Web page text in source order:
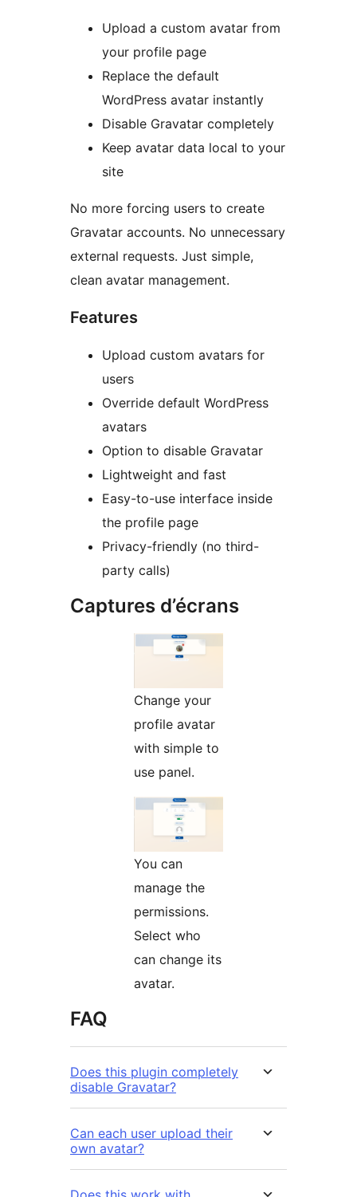
Upload a custom avatar from
your profile page
Replace the default
WordPress avatar instantly
Disable Gravatar completely
Keep avatar data local to your
site
No more forcing users to create
Gravatar accounts. No unnecessary
external requests. Just simple,
clean avatar management.
Features
Upload custom avatars for
users
Override default WordPress
avatars
Option to disable Gravatar
Lightweight and fast
Easy-to-use interface inside
the profile page
Privacy-friendly (no third-
party calls)
Captures d’écrans
Change your
profile avatar
with simple to
use panel.
You can
manage the
permissions.
Select who
can change its
avatar.
FAQ
Does this plugin completely
disable Gravatar?
Can each user upload their
own avatar?